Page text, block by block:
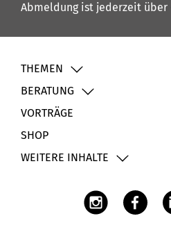
Abmeldung ist jederzeit über
THEMEN
BERATUNG
VORTRÄGE
SHOP
WEITERE INHALTE